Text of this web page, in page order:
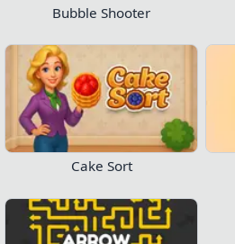
Bubble Shooter
Cake Sort